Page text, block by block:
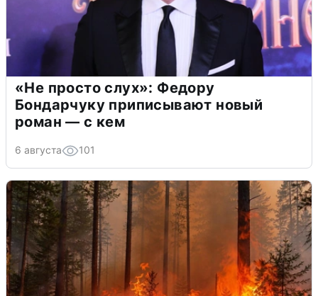
«Не просто слух»: Федору
Бондарчуку приписывают новый
роман — с кем
6 августа 101